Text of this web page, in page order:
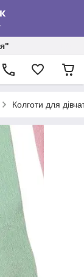
Колготи для